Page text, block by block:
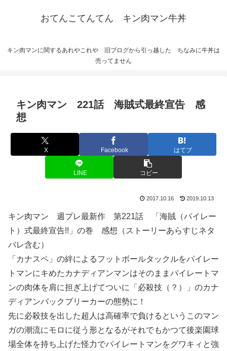
おてんこてんてん キン肉マン牛丼
キン肉マンに関するあれやこれや 旧ブログから引っ越した ちなみに牛丼は
売ってません
キン肉マン 221話 海賊式最終宣告 感
想
X Facebook はてブ
LINE コピー
2017.10.16 2019.10.13
キン肉マン 週プレ最新作 第221話 「海賊（パイレー
ト）式最終宣告!!」の巻 感想（ストーリーあらすじネタ
バレ含む）
「カナスペ」の絆によるフットボールタックルをパイレー
トマンにキめたカナディアンマンはそのままパイレートマ
ンの肉体を肩に担ぎ上げてついに「必殺技（？）」のカナ
ディアンバックブリーカーの態勢に！
先に必殺技を出した超人は高確率で負けるというこのマン
ガの潮流にモロに従う形となるがそれでもかつて後楽園球
場全体を持ち上げた怪力でパイレートマンをグワキィと強